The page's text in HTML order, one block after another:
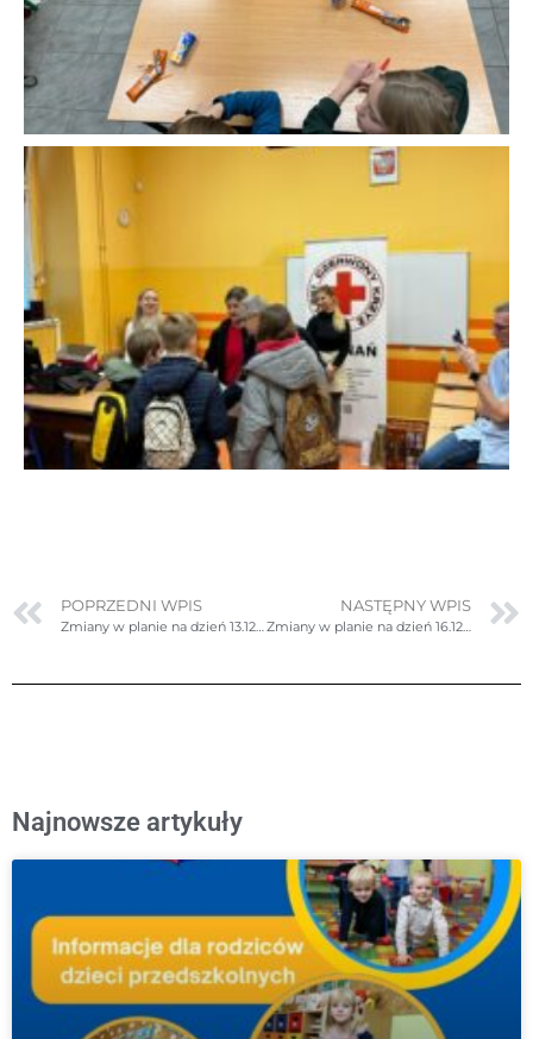
POPRZEDNI WPIS
Zmiany w planie na dzień 13.12.2024r. (piątek)- poprawione
NASTĘPNY WPIS
Zmiany w planie na dzień 16.12.2024r. (poniedziałek)
Najnowsze artykuły